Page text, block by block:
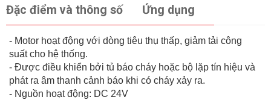
Đặc điểm và thông số Ứng dụng
- Motor hoạt động với dòng tiêu thụ thấp, giảm tải công
suất cho hệ thống.
- Được điều khiển bởi tủ báo cháy hoặc bộ lặp tín hiệu và
phát ra âm thanh cảnh báo khi có cháy xảy ra.
- Nguồn hoạt động: DC 24V